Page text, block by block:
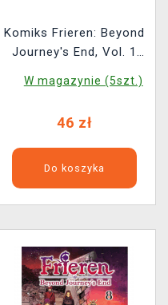
Komiks Frieren: Beyond
Journey's End, Vol. 1
W magazynie (5szt.)
46 zł
Do koszyka